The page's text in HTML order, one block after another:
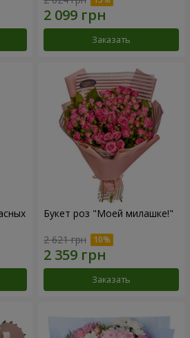
Заказать
Букет роз "Моей милашке!"
2 621 грн
Заказать